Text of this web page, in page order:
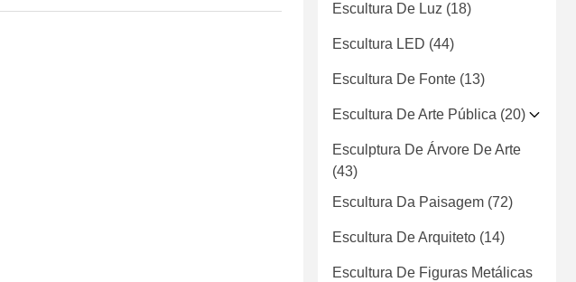
Escultura De Luz (18)
Escultura LED (44)
Escultura De Fonte (13)
Escultura De Arte Pública (20)
Esculptura De Árvore De Arte
(43)
Escultura Da Paisagem (72)
Escultura De Arquiteto (14)
Escultura De Figuras Metálicas